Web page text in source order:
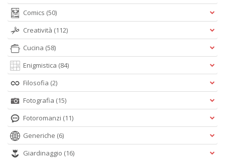
Comics (50)
Creatività (112)
Cucina (58)
Enigmistica (84)
Filosofia (2)
Fotografia (15)
Fotoromanzi (11)
Generiche (6)
Giardinaggio (16)